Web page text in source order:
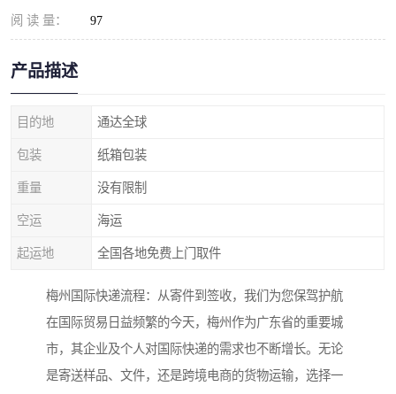
阅 读 量： 97
产品描述
目的地 通达全球
包装 纸箱包装
重量 没有限制
空运 海运
起运地 全国各地免费上门取件
梅州国际快递流程：从寄件到签收，我们为您保驾护航
在国际贸易日益频繁的今天，梅州作为广东省的重要城
市，其企业及个人对国际快递的需求也不断增长。无论
是寄送样品、文件，还是跨境电商的货物运输，选择一